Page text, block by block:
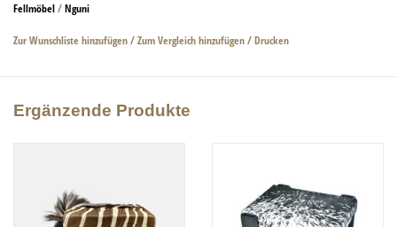
und dennoch wild - afrikanisch! Abmessungen: 64 cm × 42 cm × 41 cm
Dieser Artikel wird auf Bestellung für Sie gefertigt. Produktionsdauer 3-
Fellmöbel/Nguni
Zur Wunschliste hinzufügen/Zum Vergleich hinzufügen/Drucken
Ergänzende Produkte